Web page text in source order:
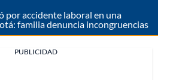
por accidente laboral en una
familia denuncia incongruencias
PUBLICIDAD